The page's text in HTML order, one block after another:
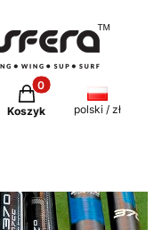
Produkty w koszyku:
Koszyk polski / zł